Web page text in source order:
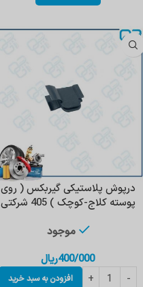
‌درپوش‌ پلاستیکی گیربکس‌ ( روی
پوسته کلاج-کوچک ) 405 شرکتی
موجود
400/000ریال
افزودن به سبد خرید